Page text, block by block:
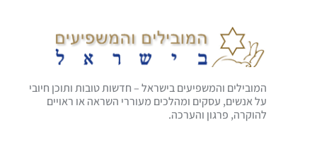
המובילים והמשפיעים בישראל – חדשות טובות ותוכן חיובי
על אנשים, עסקים ומהלכים מעוררי השראה או ראויים
להוקרה, פרגון והערכה.